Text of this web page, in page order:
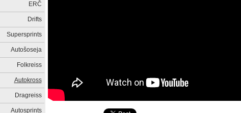
ERČ
Drifts
Supersprints
Autošoseja
Folkreiss
Autokross
Dragreiss
Autosprints